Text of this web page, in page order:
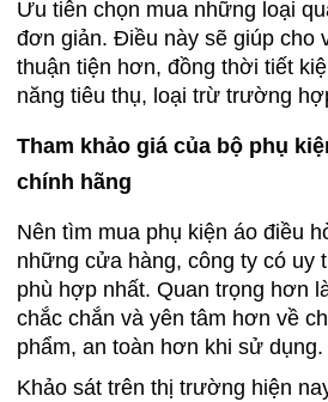
Ưu tiên chọn mua những loại
đơn giản. Điều này sẽ giúp cho
thuận tiện hơn, đồng thời tiết
năng tiêu thụ, loại trừ trường
Tham khảo giá của bộ phụ
chính hãng
Nên tìm mua phụ kiện áo điều
những cửa hàng, công ty có uy
phù hợp nhất. Quan trọng hơn
chắc chắn và yên tâm hơn về
phẩm, an toàn hơn khi sử dụng.
Khảo sát trên thị trường hiện